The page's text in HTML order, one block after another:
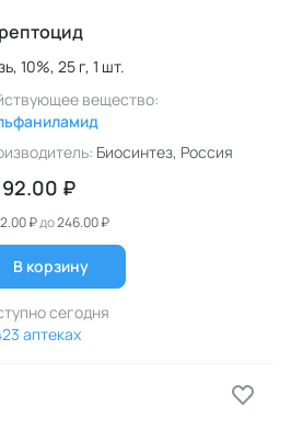
10%, 25 г, 1 шт.
вещество:
Биосинтез, Россия
92.00 ₽
₽до246.00 ₽
В корзину
сегодня
аптеках